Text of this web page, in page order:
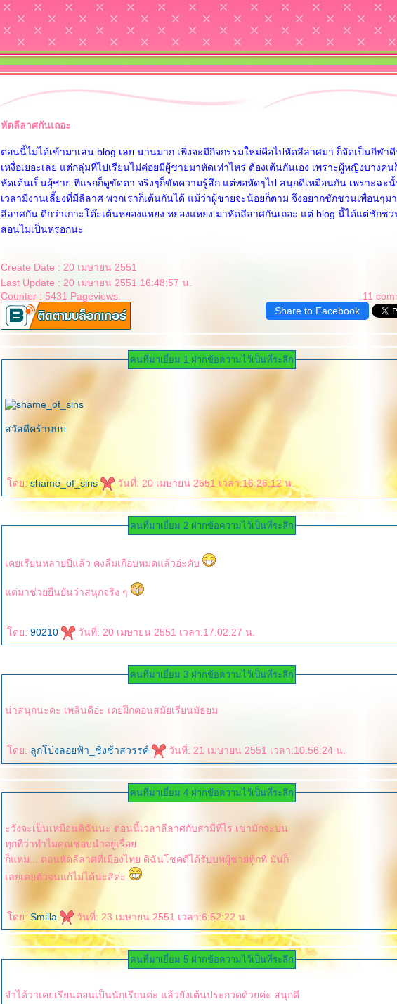
หัดลีลาศกันเถอะ
ตอนนี้ไม่ได้เข้ามาเล่น blog เลย นานมาก เพิ่งจะมีกิจกรรมใหม่คือไปหัดลีลาศมา ก็จัดเป็นกีฬา
เหงื่อเยอะเลย แต่กลุ่มที่ไปเรียนไม่ค่อยมีผู้ชายมาหัดเท่าไหร่ ต้องเต้นกันเอง เพราะผู้หญิงบางคน
หัดเต้นเป็นผุ้ชาย ทีแรกก็ดูขัดตา จริงๆก็ขัดความรู้สึก แต่พอหัดๆไป สนุกดีเหมือนกัน เพราะฉะ
เวลามีงานเลี้ยงที่มีลีลาศ พวกเราก็เต้นกันได้ แม้ว่าผู้ชายจะน้อยก็ตาม จึงอยากชักชวนเพื่อนๆม
ลีลาศกัน ดีกว่าเกาะโต๊ะเต้นหยองแหยง หยองแหยง มาหัดลีลาศกันเถอะ แต่ blog นี้ได้แต่ชักช
สอนไม่เป็นหรอกนะ
Create Date : 20 เมษายน 2551
Last Update : 20 เมษายน 2551 16:48:57 น.
11
Counter : 5431 Pageviews.
Share to Facebook
คนที่มาเยี่ยม 1 ฝากข้อความไว้เป็นที่ระลึก
สวัสดีคร้าบบบ
ดย: shame_of_sins วันที่: 20 เมษายน 2551 เวลา:16:26:12 น.
คนที่มาเยี่ยม 2 ฝากข้อความไว้เป็นที่ระลึก
เคยเรียนหลายปีแล้ว คงลืมเกือบหมดแล้วอ่ะคับ
ต่มาช่วยยืนยันว่าสนุกจริง ๆ
ดย: 90210 วันที่: 20 เมษายน 2551 เวลา:17:02:27 น.
คนที่มาเยี่ยม 3 ฝากข้อความไว้เป็นที่ระลึก
น่าสนุกนะคะ เพลินดีอ่ะ เคยฝึกตอนสมัยเรียนมัธยม
ดย: ลูกโป่งลอยฟ้า_ชิงช้าสวรรค์ วันที่: 21 เมษายน 2551 เวลา:10:56:24 น.
คนที่มาเยี่ยม 4 ฝากข้อความไว้เป็นที่ระลึก
ะวังจะเป็นเหมือนดิฉันนะ ตอนนี้เวลาลีลาศกับสามีทีไร เขามักจะบ่น
ทุกทีว่าทำไมคุณชอบนำอยู่เรื่อ
ก็แหม... ตอนหัดลีลาศที่เมืองไทย ดิฉันโชคดีได้รับบทผู้ชายทู้กที มันก็
เลยเคยตัวจนแก้ไม่ได้น่ะสิคะ
ดย: Smilla วันที่: 23 เมษายน 2551 เวลา:6:52:22 น.
คนที่มาเยี่ยม 5 ฝากข้อความไว้เป็นที่ระลึก
จำได้ว่าเคยเรียนตอนเป็นนักเรียนค่ะ แล้วยังเต้นประกวดด้วยค่ะ สนุกดี